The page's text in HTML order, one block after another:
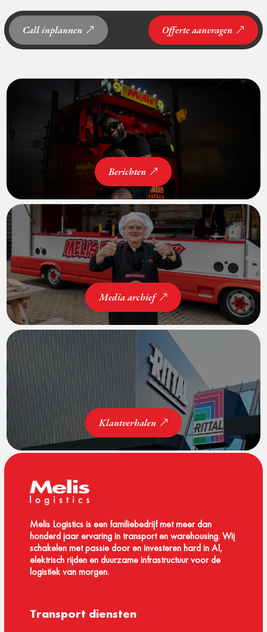
Call inplannen Offerte aanvragen
Berichten
Media archief
Klantverhalen
Melis Logistics is een familiebedrijf met meer dan
honderd jaar ervaring in transport en warehousing. Wij
schakelen met passie door en investeren hard in AI,
elektrisch rijden en duurzame infrastructuur voor de
logistiek van morgen.
Transport diensten